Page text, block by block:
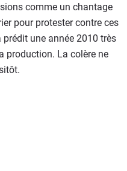
comme un chantage
pour protester contre ces
une année 2010 très
production. La colère ne